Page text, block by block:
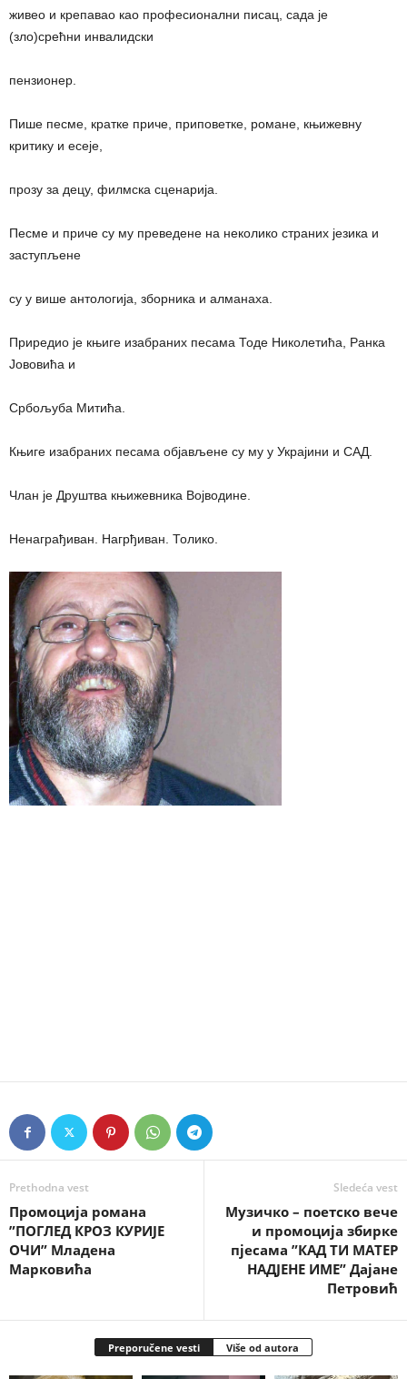
живео и крепавао као професионални писац, сада је
(зло)срећни инвалидски
пензионер.
Пише песме, кратке приче, приповетке, романе, књижевну
критику и есеје,
прозу за децу, филмска сценарија.
Песме и приче су му преведене на неколико страних језика и
заступљене
су у више антологија, зборника и алманаха.
Приредио је књиге изабраних песама Тоде Николетића, Ранка
Јововића и
Србољуба Митића.
Књиге изабраних песама објављене су му у Украјини и САД.
Члан је Друштва књижевника Војводине.
Ненаграђиван. Нагрђиван. Толико.
Prethodna vest
Промоција романа
”ПОГЛЕД КРОЗ КУРИЈЕ
ОЧИ” Младена
Марковића
Sledeća vest
Музичко – поетско вече
и промоција збирке
пјесама ”КАД ТИ МАТЕР
НАДЈЕНЕ ИМЕ” Дајане
Петровић
Preporučene vesti Više od autora